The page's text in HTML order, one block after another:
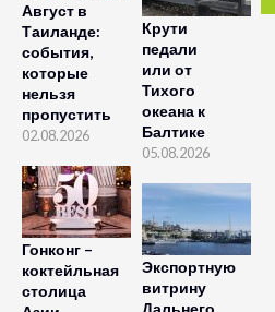
Август в
Таиланде:
события,
которые
нельзя
пропустить
02.08.2026
Гонконг –
коктейльная
столица
Крути
педали
или от
Тихого
океана к
Балтике
05.08.2026
Экспортную
витрину
Дальнего